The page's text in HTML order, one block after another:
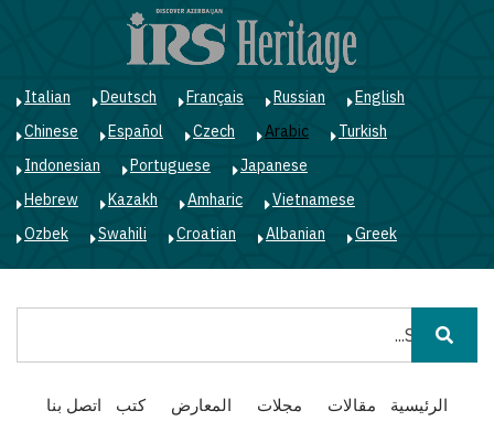
English
Russian
Français
Deutsch
Italian
Turkish
Arabic
Czech
Español
Chinese
Japanese
Portuguese
Indonesian
Vietnamese
Amharic
Kazakh
Hebrew
Greek
Albanian
Croatian
Swahili
Ozbek
Main
navigation
الرئيسية مقالات مجلات المعارض كتب اتصل بنا